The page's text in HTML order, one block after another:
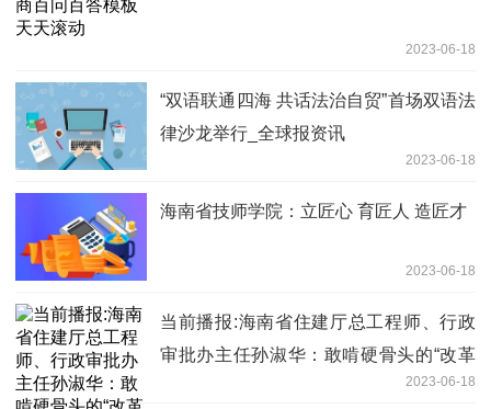
2023-06-18
“双语联通四海 共话法治自贸”首场双语法
律沙龙举行_全球报资讯
2023-06-18
海南省技师学院：立匠心 育匠人 造匠才
2023-06-18
当前播报:海南省住建厅总工程师、行政
审批办主任孙淑华：敢啃硬骨头的“改革
2023-06-18